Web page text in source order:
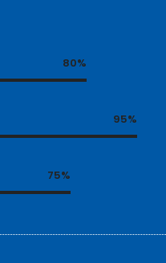
80%
95%
75%